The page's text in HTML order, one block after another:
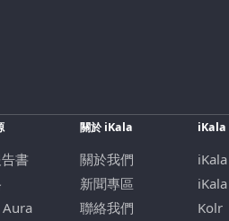
書
關於 iKala
關於我們
新聞專區
聯絡我們
iKala
Kolr